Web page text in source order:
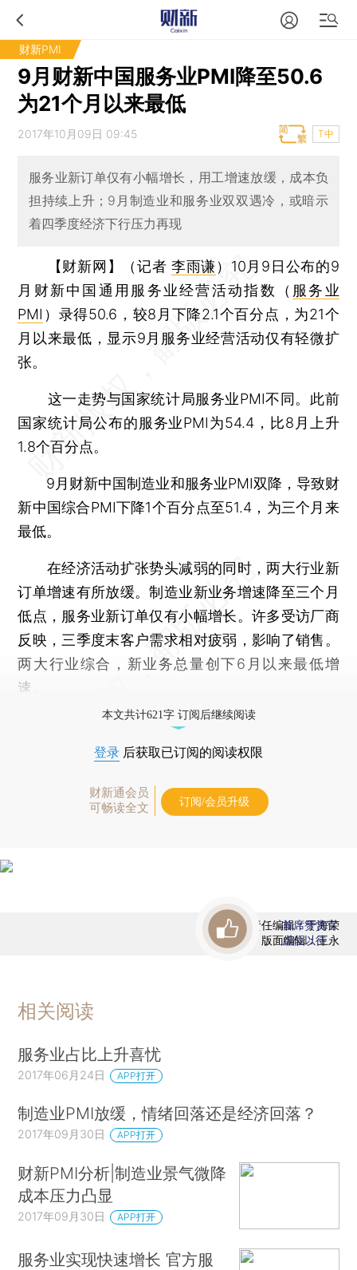
财新PMI
9月财新中国服务业PMI降至50.6
为21个月以来最低
2017年10月09日 09:45 T中
服务业新订单仅有小幅增长，用工增速放缓，成本负
担持续上升；9月制造业和服务业双双遇冷，或暗示
着四季度经济下行压力再现
【财新网】（记者李雨谦） 10月9日公布的9
月财新中国通用服务业经营活动指数（ 服务业
PMI ）录得50.6，较8月下降2.1个百分点，为21个
月以来最低，显示9月服务业经营活动仅有轻微扩
张。
这一走势与国家统计局服务业PMI不同。此前
国家统计局公布的服务业PMI为54.4，比8月上升
1.8个百分点。
9月财新中国制造业和服务业PMI双降，导致财
新中国综合PMI下降1个百分点至51.4，为三个月来
最低。
在经济活动扩张势头减弱的同时，两大行业新
订单增速有所放缓。制造业新业务增速降至三个月
低点，服务业新订单仅有小幅增长。许多受访厂商
反映，三季度末客户需求相对疲弱，影响了销售。
两大行业综合，新业务总量创下6月以来最低增
速。
本文共计621字 订阅后继续阅读
登录 后获取已订阅的阅读权限
财新通会员
可畅读全文
订阅/会员升级
责任编辑：于海荣
版面编辑：王永
首席赞赏官
虚位以待
相关阅读
服务业占比上升喜忧
2017年06月24日 APP打开
制造业PMI放缓，情绪回落还是经济回落？
2017年09月30日 APP打开
财新PMI分析|制造业景气微降
成本压力凸显
2017年09月30日 APP打开
服务业实现快速增长 官方服